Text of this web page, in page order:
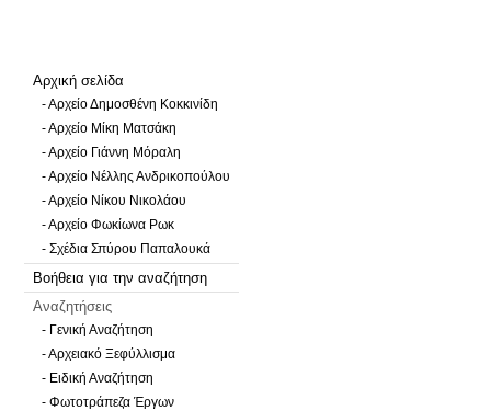
Αρχική σελίδα
- Αρχείο Δημοσθένη Κοκκινίδη
- Αρχείο Μίκη Ματσάκη
- Αρχείο Γιάννη Μόραλη
- Αρχείο Νέλλης Ανδρικοπούλου
- Αρχείο Νίκου Νικολάου
- Αρχείο Φωκίωνα Ρωκ
- Σχέδια Σπύρου Παπαλουκά
Βοήθεια για την αναζήτηση
Αναζητήσεις
- Γενική Αναζήτηση
- Αρχειακό Ξεφύλλισμα
- Ειδική Αναζήτηση
- Φωτοτράπεζα Έργων